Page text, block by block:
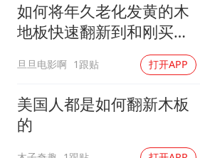
如何将年久老化发黄的木
地板快速翻新到和刚买的
旦旦电影啊 1跟贴 打开APP
美国人都是如何翻新木板
的